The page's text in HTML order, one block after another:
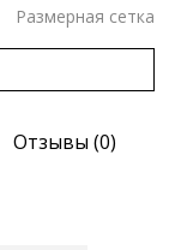
Размерная сетка
Отзывы (0)